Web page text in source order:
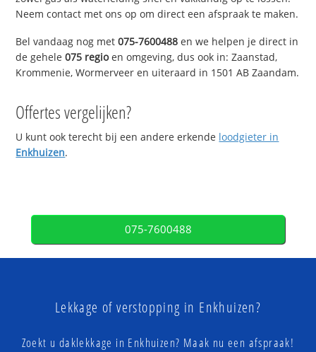
Neem contact met ons op om direct een afspraak te maken.
Bel vandaag nog met075-7600488 en we helpen je direct in
de gehele075 regioen omgeving, dus ook in: Zaanstad,
Krommenie, Wormerveer en uiteraard in 1501 AB Zaandam.
Offertes vergelijken?
U kunt ook terecht bij een andere erkende loodgieter in
Enkhuizen.
075-7600488
Lekkage of verstopping in Enkhuizen?
Zoekt u daklekkage in Enkhuizen? Maak nu een afspraak!